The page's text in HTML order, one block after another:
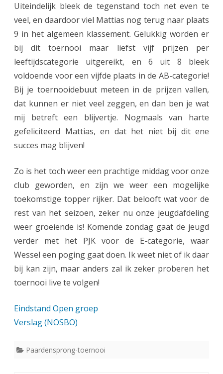
d
e
u
t
v
M
a
t
Uiteindelijk bleek de tegenstand toch net even te
veel, en daardoor viel Mattias nog terug naar plaats
9 in het algemeen klassement. Gelukkig worden er
bij dit toernooi maar liefst vijf prijzen per
leeftijdscategorie uitgereikt, en 6 uit 8 bleek
voldoende voor een vijfde plaats in de AB-categorie!
Bij je toernooidebuut meteen in de prijzen vallen,
dat kunnen er niet veel zeggen, en dan ben je wat
mij betreft een blijvertje. Nogmaals van harte
gefeliciteerd Mattias, en dat het niet bij dit ene
succes mag blijven!
Zo is het toch weer een prachtige middag voor onze
club geworden, en zijn we weer een mogelijke
toekomstige topper rijker. Dat belooft wat voor de
rest van het seizoen, zeker nu onze jeugdafdeling
weer groeiende is! Komende zondag gaat de jeugd
verder met het PJK voor de E-categorie, waar
Wessel een poging gaat doen. Ik weet niet of ik daar
bij kan zijn, maar anders zal ik zeker proberen het
toernooi live te volgen!
Eindstand Open groep
Verslag (NOSBO)
Paardensprong-toernooi